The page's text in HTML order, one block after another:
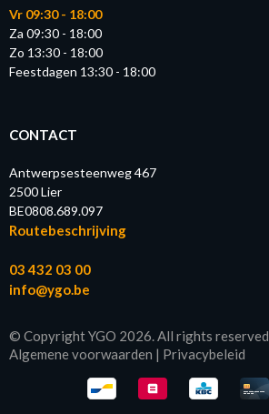
Vr 09:30 - 18:00
Za 09:30 - 18:00
Zo 13:30 - 18:00
Feestdagen 13:30 - 18:00
CONTACT
Antwerpsesteenweg 467
2500 Lier
BE0808.689.097
Routebeschrijving
03 432 03 00
info@ygo.be
© Copyright YGO 2026. All rights reserved.
Algemene voorwaarden | Privacybeleid